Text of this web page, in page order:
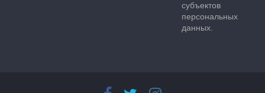
субъектов
персональных
данных.